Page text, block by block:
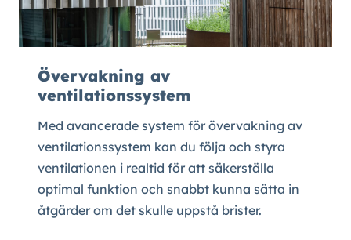
Övervakning av
ventilationssystem
Med avancerade system för övervakning av
ventilationssystem kan du följa och styra
ventilationen i realtid för att säkerställa
optimal funktion och snabbt kunna sätta in
åtgärder om det skulle uppstå brister.